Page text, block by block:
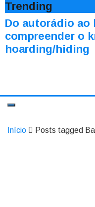
Trending
Do autorádio
compreender o
hoarding/hiding
Início Posts tagged